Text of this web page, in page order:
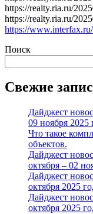
https://realty.ria.ru/
https://realty.ria.ru/
https://
Поиск
Свежие
Дайджест
09 ноября 2025
Что такое
объектов.
Дайджест
октября – 02
Дайджест
октября 2025
Дайджест
октября 2025